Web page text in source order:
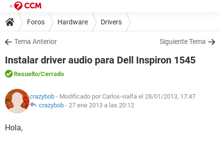
Foros Hardware Drivers
Tema Anterior Siguiente Tema
Instalar driver audio para Dell Inspiron 1545
Resuelto/Cerrado
crazybob - Modificado por Carlos-vialfa el 28/01/2013, 17:47
crazybob - 27 ene 2013 a las 20:12
Hola,